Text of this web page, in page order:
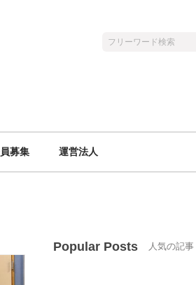
募集 運営法人
Popular Posts